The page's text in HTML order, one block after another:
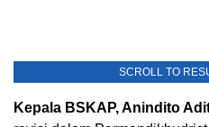
SCROLL TO
Kepala BSKAP, Anindito